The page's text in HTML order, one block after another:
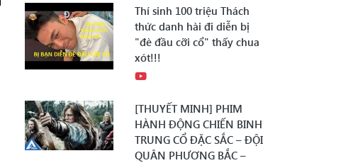
Thí sinh 100 triệu Thách
thức danh hài đi diễn bị
"đè đầu cỡi cổ" thấy chua
xót!!!
[THUYẾT MINH] PHIM
HÀNH ĐỘNG CHIẾN BINH
TRUNG CỔ ĐẶC SẮC – ĐỘI
QUÂN PHƯƠNG BẮC –